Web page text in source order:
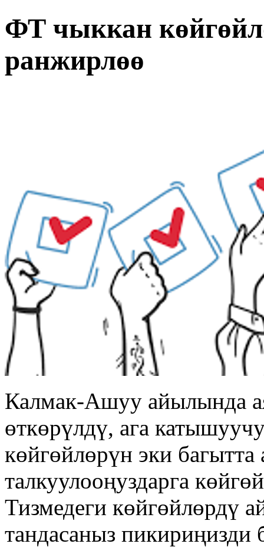
ФТ чыккан
ранжирлөө
Калмак-Ашуу айылында
өткөрүлдү, ага
көйгөйлөрүн эки
талкуулооңуздарга
Тизмедеги көйгөйлөрдү
тандасаныз пикириңизди